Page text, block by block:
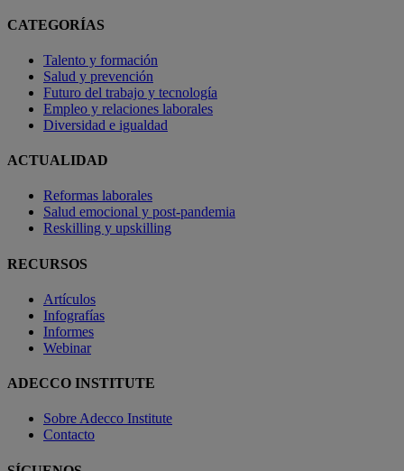
CATEGORÍAS
Talento y formación
Salud y prevención
Futuro del trabajo y tecnología
Empleo y relaciones laborales
Diversidad e igualdad
ACTUALIDAD
Reformas laborales
Salud emocional y post-pandemia
Reskilling y upskilling
RECURSOS
Artículos
Infografías
Informes
Webinar
ADECCO INSTITUTE
Sobre Adecco Institute
Contacto